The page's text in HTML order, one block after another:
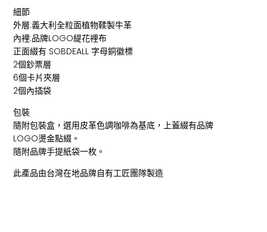
細節
外層:義大利全粒面植物鞣製牛革
內裡:品牌LOGO緹花裡布
正面綴有 SOBDEALL 字母銅徽標
2個鈔票層
6個卡片夾層
2個內插袋
包裝
隨附包裝盒，選用皮革色調咖啡為基底，上蓋綴有品牌
LOGO燙金點綴。
隨附品牌手提紙袋一枚。
此產品由台灣在地品牌自有工匠團隊製造